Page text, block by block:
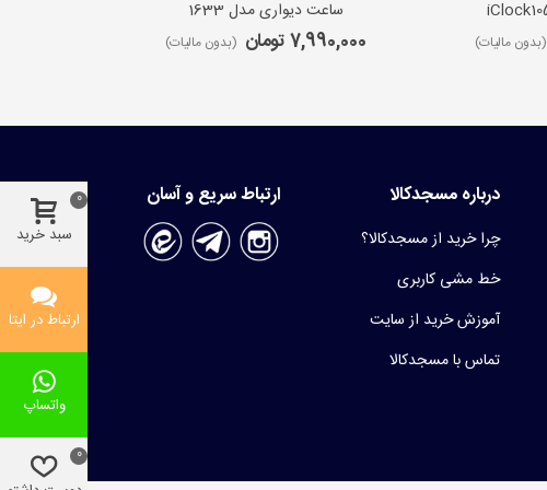
(بدون مالیات)
ساعت دیواری مدل 1633
7,990,000 تومان (بدون مالیات)
درباره مسجدکالا
چرا خرید از مسجدکالا؟
خط مشی کاربری
آموزش خرید از سایت
تماس با مسجدکالا
ارتباط سریع و آسان
سبد خرید
0
ارتباط در ایتا
واتساپ
0